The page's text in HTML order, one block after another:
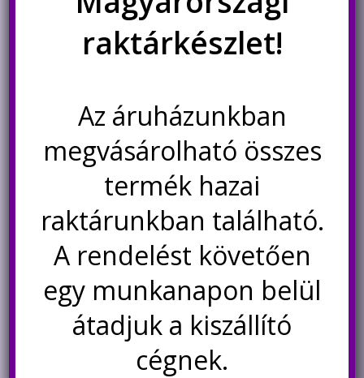
CN3065 MPPT napelemes Li-
ion töltő modul, 1S, 500mA
Nincs készleten
Értesítésetek ha
újra elérhető
LiitoKala 12V 150Ah LiFePO4
LFP akkumulátor LCD
kijelzővel
Nincs készleten
Értesítésetek ha
újra elérhető
raktárkészlet!
Az áruházunkban
megvásárolható összes
termék hazai
raktárunkban található.
A rendelést követően
egy munkanapon belül
átadjuk a kiszállító
cégnek.